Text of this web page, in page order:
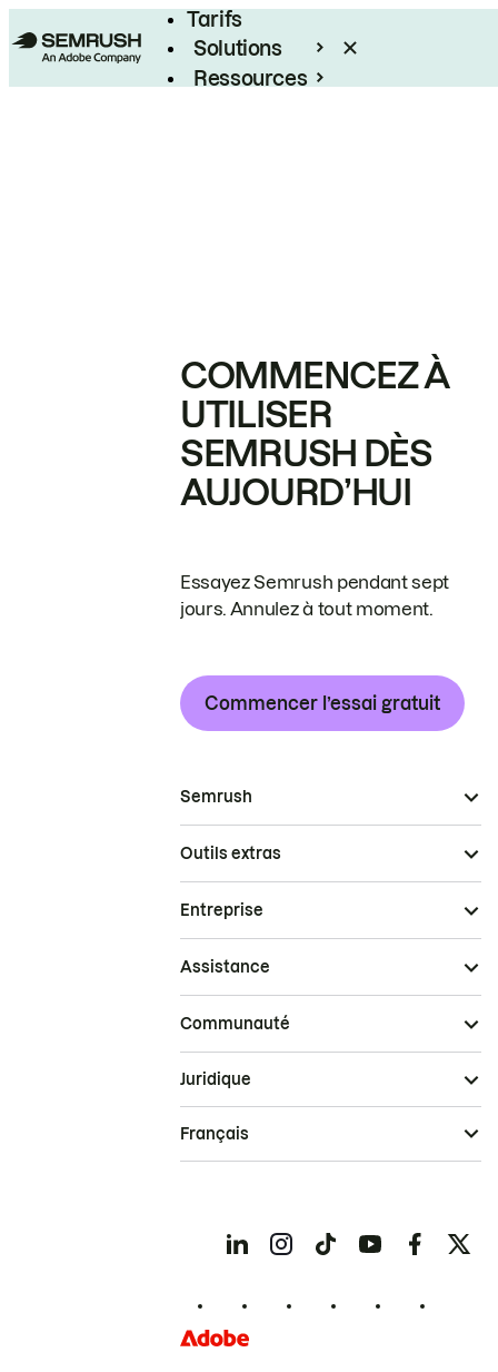
Tarifs
Solutions
Ressources
COMMENCEZ À
UTILISER
SEMRUSH DÈS
AUJOURD’HUI
Essayez Semrush pendant sept
jours. Annulez à tout moment.
Commencer l’essai gratuit
Semrush
Outils extras
Entreprise
Assistance
Communauté
Juridique
Français